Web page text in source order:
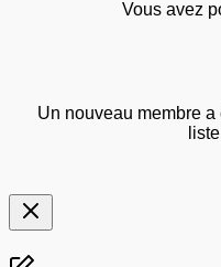
Vous avez
Un nouveau membre